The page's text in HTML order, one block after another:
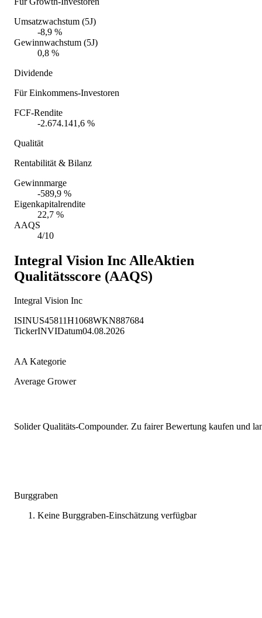
Umsatzwachstum (5J)
-8,9 %
Gewinnwachstum (5J)
0,8 %
Dividende
Für Einkommens-Investoren
FCF-Rendite
-2.674.141,6 %
Qualität
Rentabilität & Bilanz
Gewinnmarge
-589,9 %
Eigenkapitalrendite
22,7 %
AAQS
4/10
Integral Vision Inc AlleAktien
Qualitätsscore (AAQS)
Integral Vision Inc
ISINUS45811H1068WKN887684
TickerINVIDatum04.08.2026
AA Kategorie
Average Grower
Solider Qualitäts-Compounder. Zu fairer Bewertung kaufen und
Burggraben
Keine Burggraben-Einschätzung verfügbar